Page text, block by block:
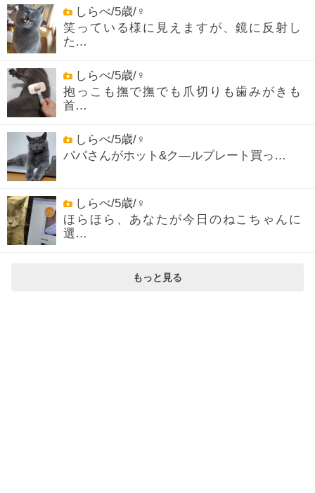
しらべ/5歳/♀
笑っている様に見えますが、鏡に反射し
た…
しらべ/5歳/♀
抱っこも撫で撫でも爪切りも歯みがきも
首…
しらべ/5歳/♀
パパさんがホット&ク―ルプレート買っ…
しらべ/5歳/♀
ほらほら、あなたが今日のねこちゃんに
選…
もっと見る